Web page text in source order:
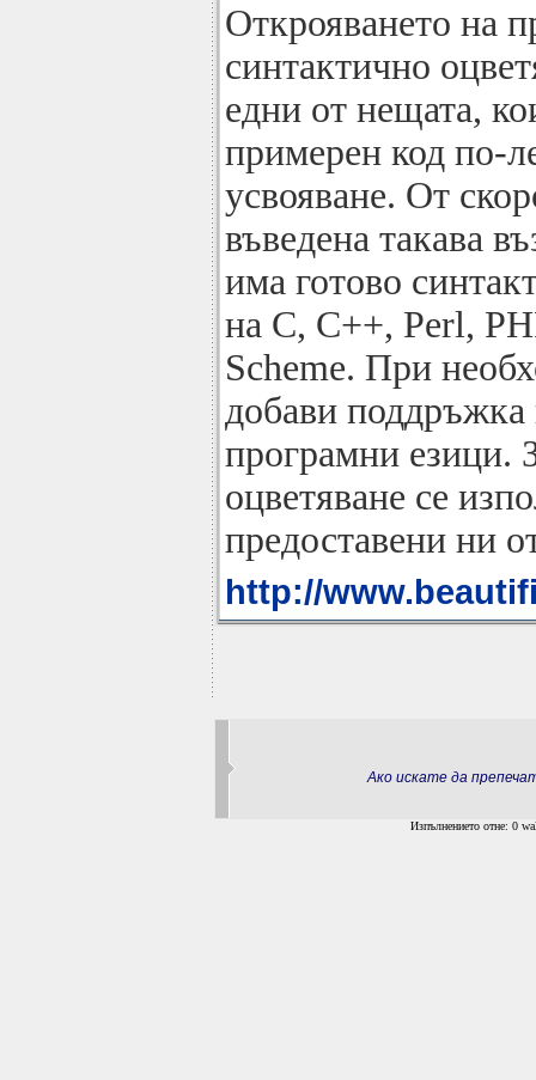
Oткрояването на
синтактично
едни от нещата,
примерен код по-
усвояване. От
въведена такава
има готово
на C, C++, Perl,
Scheme. При
добави
програмни езици.
оцветяване се
предоставени ни
http://
Ако искате да
Изпълнението отне: 0